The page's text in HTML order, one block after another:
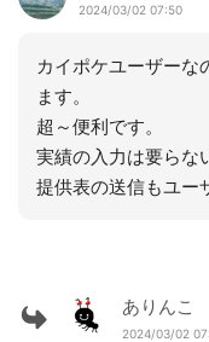
2024/03/02 07:50
カイポケユーザーな
ます。
超～便利です。
実績の入力は要らな
提供表の送信もユー
ありんこ
2024/03/02